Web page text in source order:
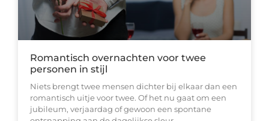
Romantisch overnachten voor twee
personen in stijl
Niets brengt twee mensen dichter bij elkaar dan een
romantisch uitje voor twee. Of het nu gaat om een
jubileum, verjaardag of gewoon een spontane